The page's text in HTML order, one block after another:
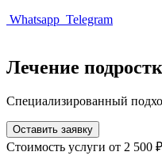
Whatsapp Telegram
Лечение
Специализированный
Оставить заявку
Стоимость услуги от 2 500 ₽